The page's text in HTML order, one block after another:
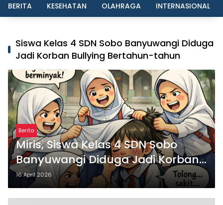
BERITA KESEHATAN OLAHRAGA INTERNASIONAL
Siswa Kelas 4 SDN Sobo Banyuwangi Diduga
Jadi Korban Bullying Bertahun-tahun
Berita
Miris, Siswa Kelas 4 SDN Sobo
Banyuwangi Diduga Jadi Korban
Bullying Bertahun-tahun, Terjadi
di Depan Masjid Perumahan Sutri
16 April 2026